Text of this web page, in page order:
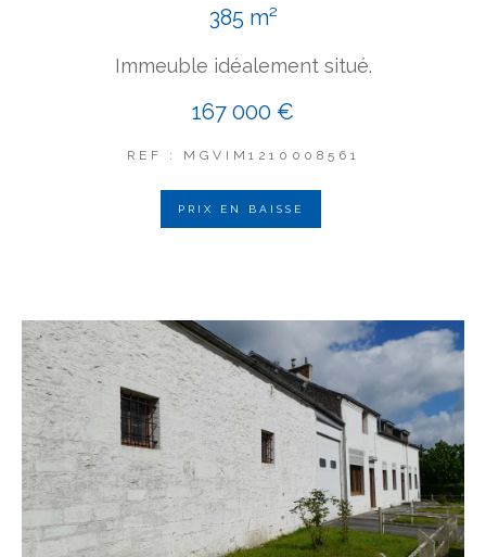
385 m²
Immeuble idéalement situé.
167 000 €
REF : MGVIM1210008561
PRIX EN BAISSE